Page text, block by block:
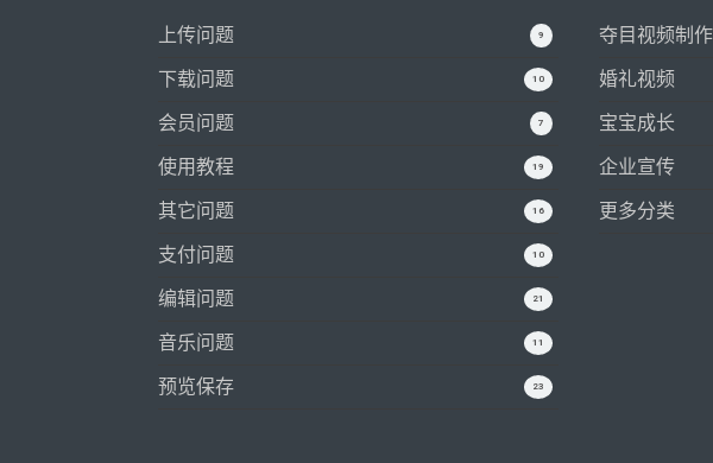
9
上传问题
10
下载问题
7
会员问题
19
使用教程
16
其它问题
10
支付问题
21
编辑问题
11
音乐问题
23
预览保存
夺目视频制作
婚礼视频
宝宝成长
企业宣传
更多分类